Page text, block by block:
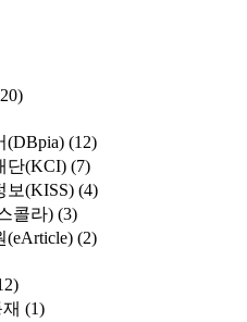
(DBpia) (12)
단(KCI) (7)
보(KISS) (4)
콜라) (3)
(eArticle) (2)
(1)